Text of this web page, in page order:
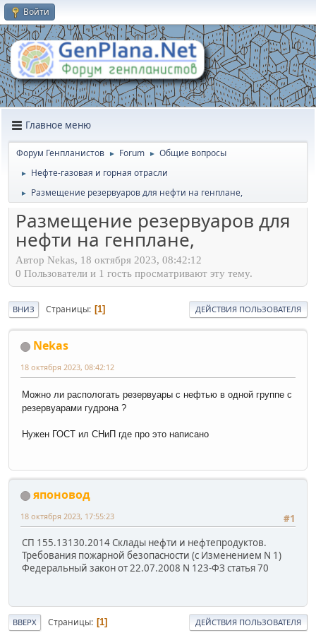
Войти
Главное меню
Форум Генпланистов ► Forum ► Общие вопросы
► Нефте-газовая и горная отрасли
► Размещение резервуаров для нефти на генплане,
Размещение резервуаров для
нефти на генплане,
Автор Nekas, 18 октября 2023, 08:42:12
0 Пользователи и 1 гость просматривают эту тему.
ВНИЗ Страницы 1 ДЕЙСТВИЯ ПОЛЬЗОВАТЕЛЯ
Nekas
18 октября 2023, 08:42:12
Можно ли распологать резервуары с нефтью в одной группе с
резервуарами гудрона ?
Нужен ГОСТ ил СНиП где про это написано
японовод
#1
18 октября 2023, 17:55:23
СП 155.13130.2014 Склады нефти и нефтепродуктов.
Требования пожарной безопасности (с Изменением N 1)
Федеральный закон от 22.07.2008 N 123-ФЗ статья 70
ВВЕРХ Страницы 1 ДЕЙСТВИЯ ПОЛЬЗОВАТЕЛЯ